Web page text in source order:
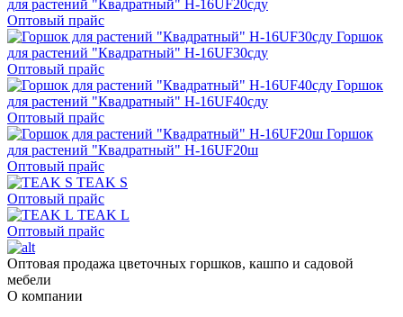
для растений "Квадратный" H-16UF20сду
Оптовый прайс
Горшок
для растений "Квадратный" H-16UF30сду
Оптовый прайс
Горшок
для растений "Квадратный" H-16UF40сду
Оптовый прайс
Горшок
для растений "Квадратный" H-16UF20ш
Оптовый прайс
TEAK S
Оптовый прайс
TEAK L
Оптовый прайс
Оптовая продажа цветочных горшков, кашпо и садовой
мебели
О компании